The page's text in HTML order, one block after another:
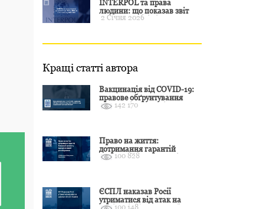
INTERPOL та права
людини: що показав звіт
CCF за 2024 рік і чого чекати
2 Січня 2026
Кращі статті автора
Вакцинація від COVID-19:
правове обґрунтування
відмови і захист від
142 170
Право на життя:
дотримання гарантій
Конвенції залежить від
100 828
ЄСПЛ наказав Росії
утриматися від атак на
100 148